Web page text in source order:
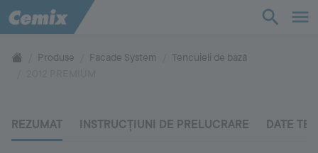
Bază de cunoștințe
Suport
Produse Facade System
Tencuieli de bază
REZUMAT INSTRUCȚIUNI DE PRELUCRARE DATE